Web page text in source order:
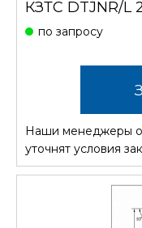
КЗТС DTJNR/L
по запросу
Наши менеджеры
уточнят условия